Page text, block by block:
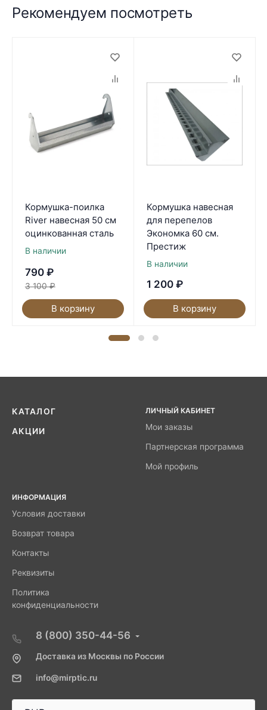
Рекомендуем посмотреть
Кормушка-поилка
River навесная 50 см
оцинкованная сталь
В наличии
790 ₽
3 100 ₽
В корзину
Кормушка навесная
для перепелов
Экономка 60 см.
Престиж
В наличии
1 200 ₽
В корзину
КАТАЛОГ
АКЦИИ
ЛИЧНЫЙ КАБИНЕТ
Мои заказы
Партнерская программа
Мой профиль
ИНФОРМАЦИЯ
Условия доставки
Возврат товара
Контакты
Реквизиты
Политика
конфиденциальности
8 (800) 350-44-56
Доставка из Москвы по России
info@mirptic.ru